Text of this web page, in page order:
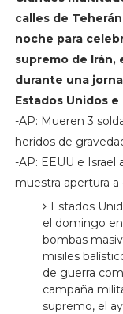
calles de
noche para
supremo de Irán,
durante una
Estados Unidos e
-AP: Mueren 3
heridos de
-AP: EEUU e
muestra apertura a
Estados
el domingo
bombas
misiles
de guerra
campaña
supremo, el